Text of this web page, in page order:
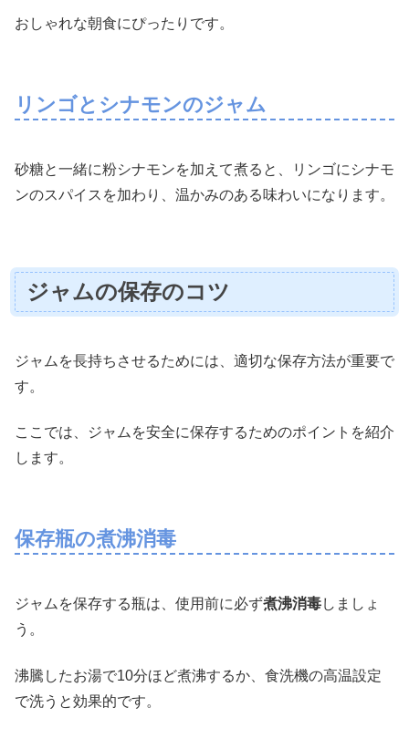
おしゃれな朝食にぴったりです。
リンゴとシナモンのジャム
砂糖と一緒に粉シナモンを加えて煮ると、リンゴにシナモ
ンのスパイスを加わり、温かみのある味わいになります。
ジャムの保存のコツ
ジャムを長持ちさせるためには、適切な保存方法が重要で
す。
ここでは、ジャムを安全に保存するためのポイントを紹介
します。
保存瓶の煮沸消毒
ジャムを保存する瓶は、使用前に必ず煮沸消毒しましょ
う。
沸騰したお湯で10分ほど煮沸するか、食洗機の高温設定
で洗うと効果的です。